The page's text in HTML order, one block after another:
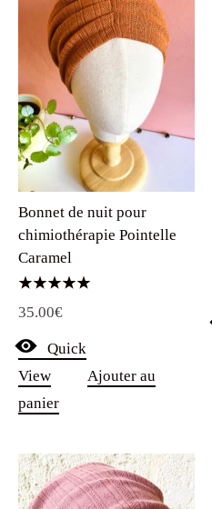
Bonnet de nuit pour
chimiothérapie Pointelle
Caramel
5.00
35.00€
Quick
View
Ajouter au
panier